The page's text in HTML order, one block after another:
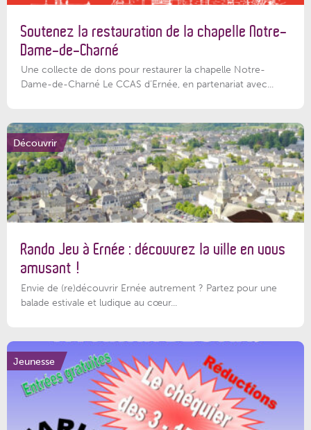
Soutenez la restauration de la chapelle Notre-
Dame-de-Charné
Une collecte de dons pour restaurer la chapelle Notre-
Dame-de-Charné Le CCAS d’Ernée, en partenariat avec...
Découvrir
Rando Jeu à Ernée : découvrez la ville en vous
amusant !
Envie de (re)découvrir Ernée autrement ? Partez pour une
balade estivale et ludique au cœur...
Jeunesse